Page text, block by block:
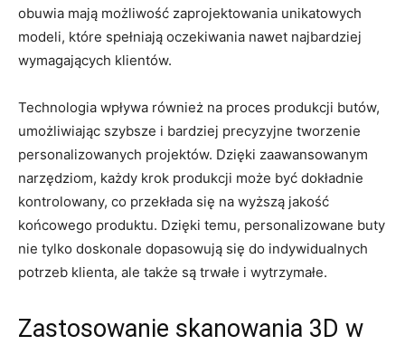
obuwia ⁤mają możliwość⁢ zaprojektowania unikatowych
modeli, które spełniają oczekiwania nawet najbardziej
wymagających ‍klientów.
Technologia wpływa również na​ proces produkcji ​butów,
umożliwiając ⁤szybsze i‌ bardziej precyzyjne tworzenie
personalizowanych projektów. Dzięki zaawansowanym
narzędziom, ⁢każdy krok‍ produkcji może być dokładnie
kontrolowany, co przekłada się‍ na wyższą⁤ jakość⁣
końcowego produktu. Dzięki temu, personalizowane buty
nie tylko doskonale‌ dopasowują się do ​indywidualnych
potrzeb klienta, ale‌ także są‍ trwałe⁣ i wytrzymałe.
Zastosowanie skanowania 3D w